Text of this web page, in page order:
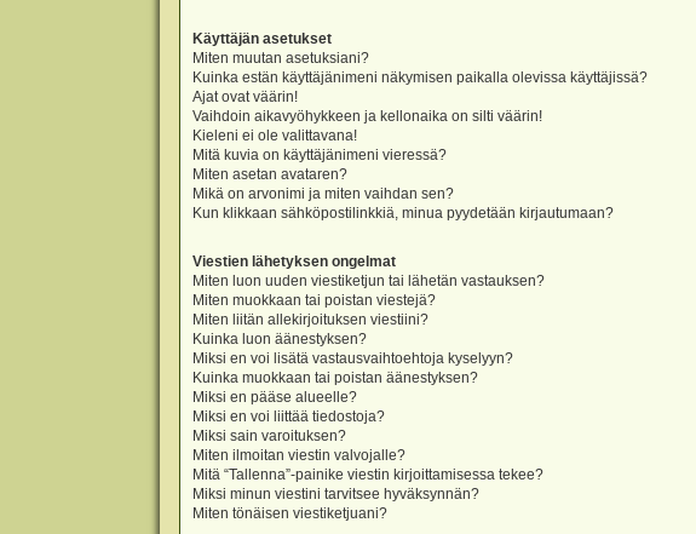
Käyttäjän asetukset
Miten muutan asetuksiani?
Kuinka estän käyttäjänimeni näkymisen paikalla olevissa käyttäjissä?
Ajat ovat väärin!
Vaihdoin aikavyöhykkeen ja kellonaika on silti väärin!
Kieleni ei ole valittavana!
Mitä kuvia on käyttäjänimeni vieressä?
Miten asetan avataren?
Mikä on arvonimi ja miten vaihdan sen?
Kun klikkaan sähköpostilinkkiä, minua pyydetään kirjautumaan?
Viestien lähetyksen ongelmat
Miten luon uuden viestiketjun tai lähetän vastauksen?
Miten muokkaan tai poistan viestejä?
Miten liitän allekirjoituksen viestiini?
Kuinka luon äänestyksen?
Miksi en voi lisätä vastausvaihtoehtoja kyselyyn?
Kuinka muokkaan tai poistan äänestyksen?
Miksi en pääse alueelle?
Miksi en voi liittää tiedostoja?
Miksi sain varoituksen?
Miten ilmoitan viestin valvojalle?
Mitä “Tallenna”-painike viestin kirjoittamisessa tekee?
Miksi minun viestini tarvitsee hyväksynnän?
Miten tönäisen viestiketjuani?